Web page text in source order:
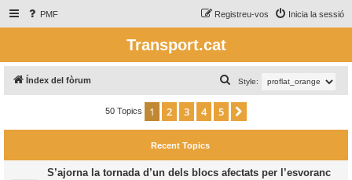
PMF Inicia la sessió
Registreu-vos
Transport.cat
Índex del fòrum Style:
e
50 Topics 1 2 3 4 5
Recent Topics
S’ajorna la tornada d’un dels blocs afectats per l’esvoranc